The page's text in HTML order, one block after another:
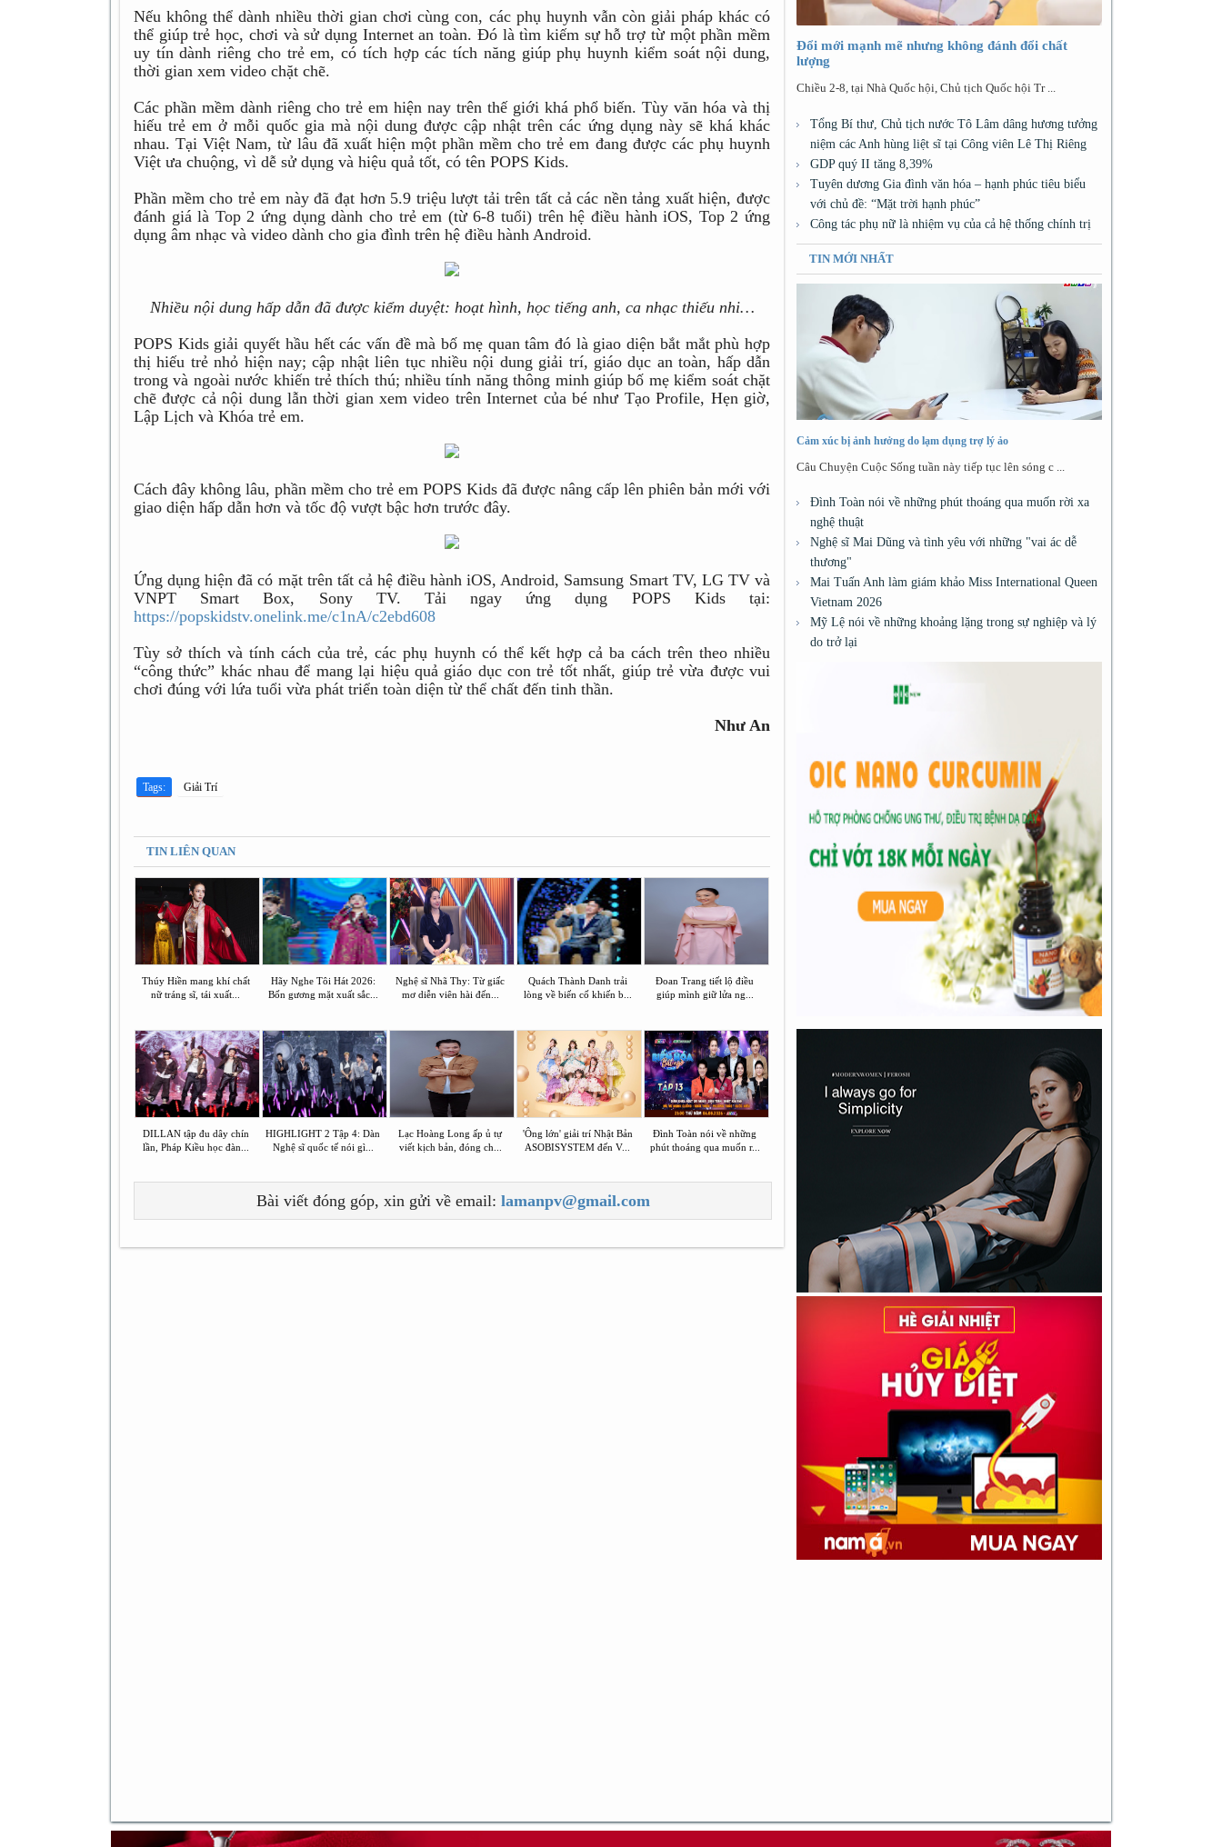
Nếu không thể dành nhiều thời gian chơi cùng con, các phụ huynh vẫn còn giải pháp khác có
thể giúp trẻ học, chơi và sử dụng Internet an toàn. Đó là tìm kiếm sự hỗ trợ từ một phần mềm
uy tín dành riêng cho trẻ em, có tích hợp các tích năng giúp phụ huynh kiểm soát nội dung,
thời gian xem video chặt chẽ.
Các phần mềm dành riêng cho trẻ em hiện nay trên thế giới khá phổ biến. Tùy văn hóa và thị
hiếu trẻ em ở mỗi quốc gia mà nội dung được cập nhật trên các ứng dụng này sẽ khá khác
nhau. Tại Việt Nam, từ lâu đã xuất hiện một phần mềm cho trẻ em đang được các phụ huynh
Việt ưa chuộng, vì dễ sử dụng và hiệu quả tốt, có tên POPS Kids.
Phần mềm cho trẻ em này đã đạt hơn 5.9 triệu lượt tải trên tất cả các nền tảng xuất hiện, được
đánh giá là Top 2 ứng dụng dành cho trẻ em (từ 6-8 tuổi) trên hệ điều hành iOS, Top 2 ứng
dụng âm nhạc và video dành cho gia đình trên hệ điều hành Android.
Nhiều nội dung hấp dẫn đã được kiểm duyệt: hoạt hình, học tiếng anh, ca nhạc thiếu nhi…
POPS Kids giải quyết hầu hết các vấn đề mà bố mẹ quan tâm đó là giao diện bắt mắt phù hợp
thị hiếu trẻ nhỏ hiện nay; cập nhật liên tục nhiều nội dung giải trí, giáo dục an toàn, hấp dẫn
trong và ngoài nước khiến trẻ thích thú; nhiều tính năng thông minh giúp bố mẹ kiểm soát chặt
chẽ được cả nội dung lẫn thời gian xem video trên Internet của bé như Tạo Profile, Hẹn giờ,
Lập Lịch và Khóa trẻ em.
Cách đây không lâu, phần mềm cho trẻ em POPS Kids đã được nâng cấp lên phiên bản mới với
giao diện hấp dẫn hơn và tốc độ vượt bậc hơn trước đây.
Ứng dụng hiện đã có mặt trên tất cả hệ điều hành iOS, Android, Samsung Smart TV, LG TV và
VNPT Smart Box, Sony TV. Tải ngay ứng dụng POPS Kids tại:
https://popskidstv.onelink.me/c1nA/c2ebd608
Tùy sở thích và tính cách của trẻ, các phụ huynh có thể kết hợp cả ba cách trên theo nhiều
“công thức” khác nhau để mang lại hiệu quả giáo dục con trẻ tốt nhất, giúp trẻ vừa được vui
chơi đúng với lứa tuổi vừa phát triển toàn diện từ thể chất đến tinh thần.
Như An
Tags: Giải Trí
TIN LIÊN QUAN
Thúy Hiền mang khí chất
nữ tráng sĩ, tái xuất...
Hãy Nghe Tôi Hát 2026:
Bốn gương mặt xuất sắc...
Nghệ sĩ Nhã Thy: Từ giấc
mơ diễn viên hài đến...
Quách Thành Danh trải
lòng về biến cố khiến b...
Đoan Trang tiết lộ điều
giúp mình giữ lửa ng...
DILLAN tập đu dây chín
lần, Pháp Kiều học đàn...
HIGHLIGHT 2 Tập 4: Dàn
Nghệ sĩ quốc tế nói gì...
Lạc Hoàng Long ấp ủ tự
viết kịch bản, đóng ch...
'Ông lớn' giải trí Nhật Bản
ASOBISYSTEM đến V...
Đình Toàn nói về những
phút thoáng qua muốn r...
Bài viết đóng góp, xin gửi về email: lamanpv@gmail.com
Đổi mới mạnh mẽ nhưng không đánh đổi chất
lượng
Chiều 2-8, tại Nhà Quốc hội, Chủ tịch Quốc hội Tr ...
Tổng Bí thư, Chủ tịch nước Tô Lâm dâng hương tưởng
niệm các Anh hùng liệt sĩ tại Công viên Lê Thị Riêng
GDP quý II tăng 8,39%
Tuyên dương Gia đình văn hóa – hạnh phúc tiêu biểu
với chủ đề: “Mặt trời hạnh phúc”
Công tác phụ nữ là nhiệm vụ của cả hệ thống chính trị
TIN MỚI NHẤT
Cảm xúc bị ảnh hưởng do lạm dụng trợ lý ảo
Câu Chuyện Cuộc Sống tuần này tiếp tục lên sóng c ...
Đình Toàn nói về những phút thoáng qua muốn rời xa
nghệ thuật
Nghệ sĩ Mai Dũng và tình yêu với những "vai ác dễ
thương"
Mai Tuấn Anh làm giám khảo Miss International Queen
Vietnam 2026
Mỹ Lệ nói về những khoảng lặng trong sự nghiệp và lý
do trở lại